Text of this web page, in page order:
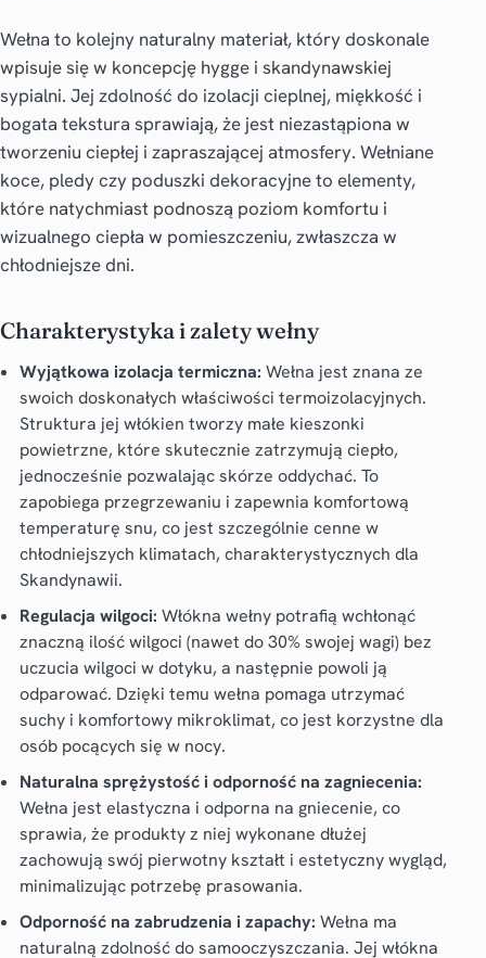
Wełna to kolejny naturalny materiał, który doskonale
wpisuje się w koncepcję hygge i skandynawskiej
sypialni. Jej zdolność do izolacji cieplnej, miękkość i
bogata tekstura sprawiają, że jest niezastąpiona w
tworzeniu ciepłej i zapraszającej atmosfery. Wełniane
koce, pledy czy poduszki dekoracyjne to elementy,
które natychmiast podnoszą poziom komfortu i
wizualnego ciepła w pomieszczeniu, zwłaszcza w
chłodniejsze dni.
Charakterystyka i zalety wełny
Wyjątkowa izolacja termiczna: Wełna jest znana ze
swoich doskonałych właściwości termoizolacyjnych.
Struktura jej włókien tworzy małe kieszonki
powietrzne, które skutecznie zatrzymują ciepło,
jednocześnie pozwalając skórze oddychać. To
zapobiega przegrzewaniu i zapewnia komfortową
temperaturę snu, co jest szczególnie cenne w
chłodniejszych klimatach, charakterystycznych dla
Skandynawii.
Regulacja wilgoci: Włókna wełny potrafią wchłonąć
znaczną ilość wilgoci (nawet do 30% swojej wagi) bez
uczucia wilgoci w dotyku, a następnie powoli ją
odparować. Dzięki temu wełna pomaga utrzymać
suchy i komfortowy mikroklimat, co jest korzystne dla
osób pocących się w nocy.
Naturalna sprężystość i odporność na zagniecenia:
Wełna jest elastyczna i odporna na gniecenie, co
sprawia, że produkty z niej wykonane dłużej
zachowują swój pierwotny kształt i estetyczny wygląd,
minimalizując potrzebę prasowania.
Odporność na zabrudzenia i zapachy: Wełna ma
naturalną zdolność do samooczyszczania. Jej włókna